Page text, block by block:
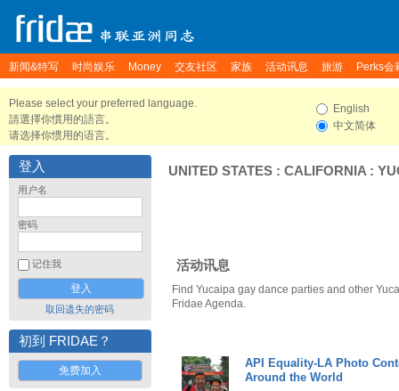
新闻&特写 时尚娱乐 Money 交友社区 家族 活动讯息 旅游 Perks会
Please select your preferred language.
請選擇你慣用的語言。
请选择你惯用的语言。
English
中文简体
登入
用户名
密码
记住我
取回遗失的密码
初到 FRIDAE？
免费加入
UNITED STATES : CALIFORNIA :
活动讯息
Find Yucaipa gay dance parties and other
Fridae Agenda.
API Equality-LA Photo
Around the World